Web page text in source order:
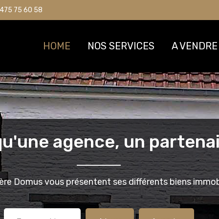
75 60 58
HOME NOS SERVICES A VENDRE
75 60 58
HOME NOS SERVICES A VENDRE
agence, un
Domus vous présentent ses différents biens